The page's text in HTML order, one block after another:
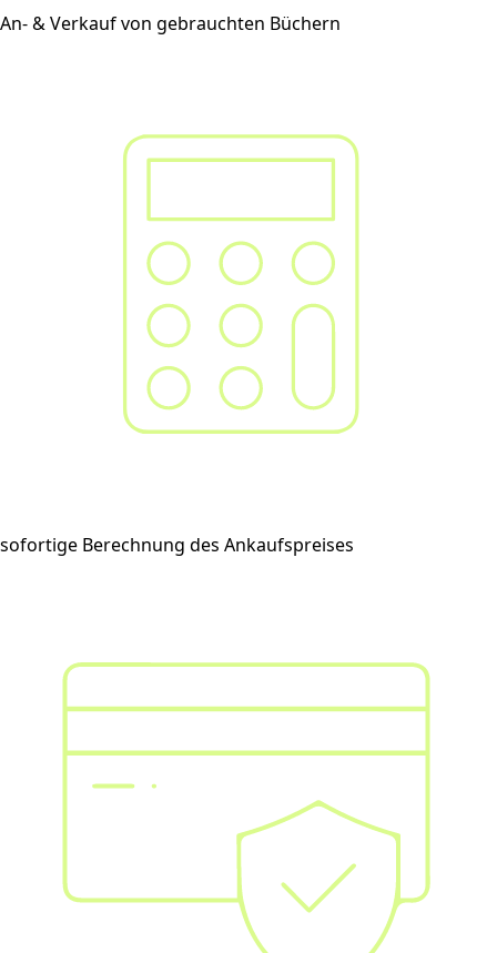
An- & Verkauf von gebrauchten Büchern
sofortige Berechnung des Ankaufspreises